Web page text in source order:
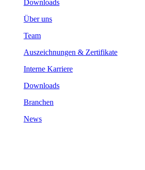
Downloads
Über uns
Team
Auszeichnungen & Zertifikate
Interne Karriere
Downloads
Branchen
News